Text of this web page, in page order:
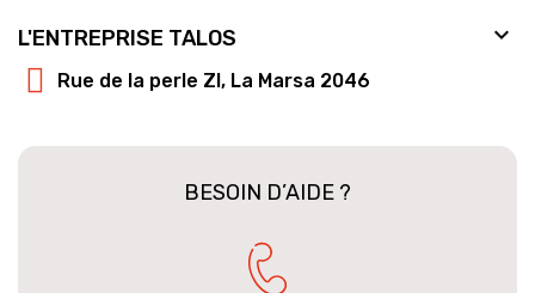
L'ENTREPRISE TALOS 
Rue de la perle ZI, La Marsa 2046
BESOIN D’AIDE ?